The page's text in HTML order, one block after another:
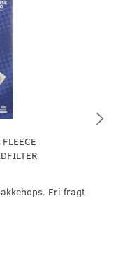
Fri fragt